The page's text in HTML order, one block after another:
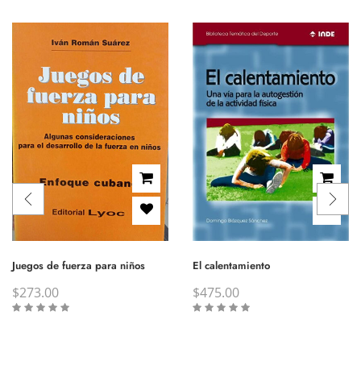
Juegos de fuerza para niños
$273.00
El calentamiento
$475.00